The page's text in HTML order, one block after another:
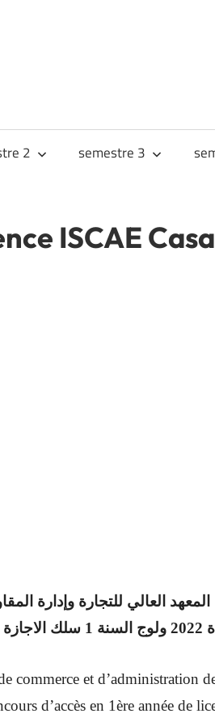
FSJES
2 semestre 3
ISCAE
المعهد العالي للتجارة وإدارة
commerce et d’administration
d’accès en 1ère année de